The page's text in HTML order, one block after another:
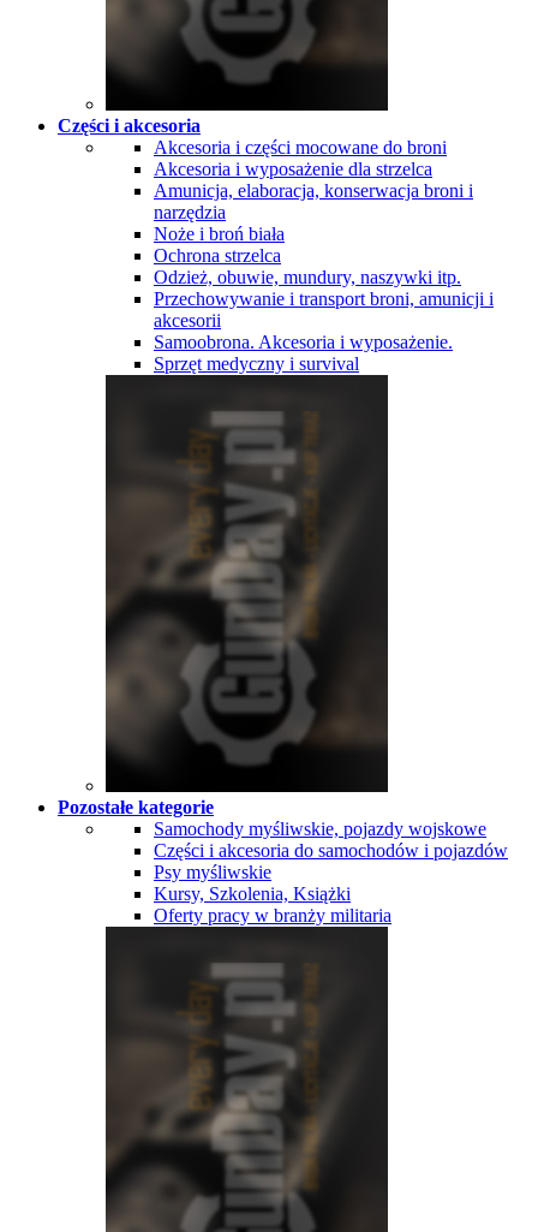
Części i akcesoria
Akcesoria i części mocowane do broni
Akcesoria i wyposażenie dla strzelca
Amunicja, elaboracja, konserwacja broni i
narzędzia
Noże i broń biała
Ochrona strzelca
Odzież, obuwie, mundury, naszywki itp.
Przechowywanie i transport broni, amunicji i
akcesorii
Samoobrona. Akcesoria i wyposażenie.
Sprzęt medyczny i survival
Pozostałe kategorie
Samochody myśliwskie, pojazdy wojskowe
Części i akcesoria do samochodów i pojazdów
Psy myśliwskie
Kursy, Szkolenia, Książki
Oferty pracy w branży militaria